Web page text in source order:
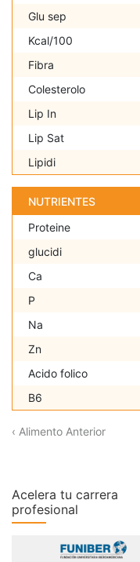
Glu sep
Kcal/100
Fibra
Colesterolo
Lip In
Lip Sat
Lipidi
NUTRIENTES
Proteine
glucidi
Ca
P
Na
Zn
Acido folico
B6
‹ Alimento Anterior
Acelera tu carrera
profesional